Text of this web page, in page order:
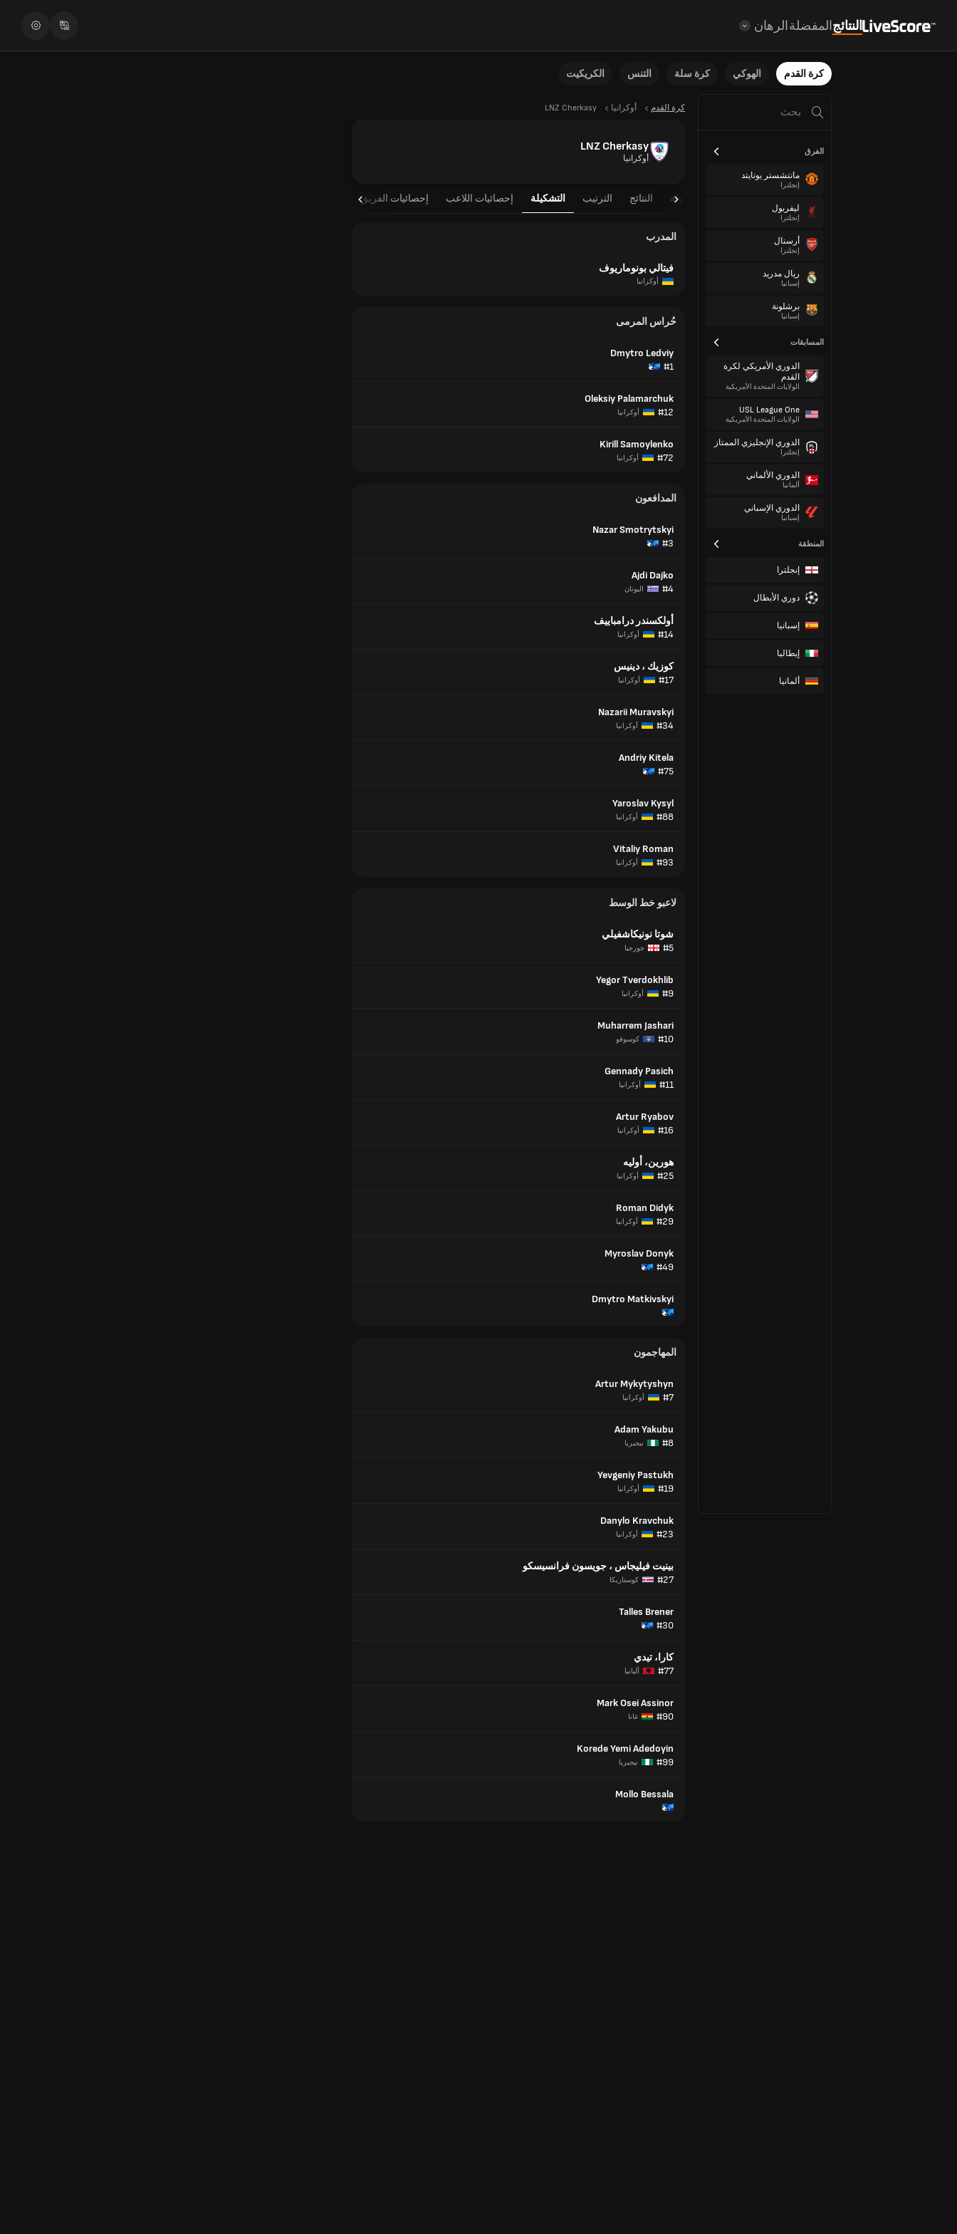
النتائجالمفضلةالرهان
كرة القدم الهوكي كرة سلة التنس الكريكيت
الفرق
مانتشستر يونايتد
إنجلترا
ليفربول
إنجلترا
أرسنال
إنجلترا
ريال مدريد
إسبانيا
برشلونة
إسبانيا
المسابقات
الدوري الأمريكي لكرة
القدم
الولايات المتحدة الأمريكية
USL League One
الولايات المتحدة الأمريكية
الدوري الإنجليزي الممتاز
إنجلترا
الدوري الألماني
ألمانيا
الدوري الإسباني
إسبانيا
المنطقة
إنجلترا
دوري الأبطال
إسبانيا
إيطاليا
ألمانيا
كرة القدم أوكرانيا LNZ Cherkasy
LNZ Cherkasy
أوكرانيا
مباريات مجدولة النتائج الترتيب التشكيلة إحصائيات اللاعب إحصائيات الفريق
المدرب
فيتالي بونوماريوف
أوكرانيا
حُراس المرمى
Dmytro Ledviy
#1
Oleksiy Palamarchuk
#12
أوكرانيا
Kirill Samoylenko
#72
أوكرانيا
المدافعون
Nazar Smotrytskyi
#3
Ajdi Dajko
#4
اليونان
أولكسندر درامباييف
#14
أوكرانيا
كوزيك ، دينيس
#17
أوكرانيا
Nazarii Muravskyi
#34
أوكرانيا
Andriy Kitela
#75
Yaroslav Kysyl
#88
أوكرانيا
Vitaliy Roman
#93
أوكرانيا
لاعبو خط الوسط
شوتا نونيكاشفيلي
#5
جورجيا
Yegor Tverdokhlib
#9
أوكرانيا
Muharrem Jashari
#10
كوسوفو
Gennady Pasich
#11
أوكرانيا
Artur Ryabov
#16
أوكرانيا
هورين، أوليه
#25
أوكرانيا
Roman Didyk
#29
أوكرانيا
Myroslav Donyk
#49
Dmytro Matkivskyi
المهاجمون
Artur Mykytyshyn
#7
أوكرانيا
Adam Yakubu
#8
نيجيريا
Yevgeniy Pastukh
#19
أوكرانيا
Danylo Kravchuk
#23
أوكرانيا
بينيت فيليجاس ، جويسون فرانسيسكو
#27
كوستاريكا
Talles Brener
#30
كارا، تيدي
#77
ألبانيا
Mark Osei Assinor
#90
غانا
Korede Yemi Adedoyin
#99
نيجيريا
Mollo Bessala